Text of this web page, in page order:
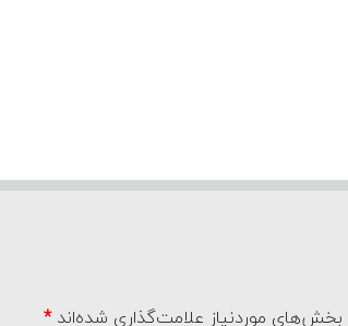
بخش‌های موردنیاز علامت‌گذاری شده‌اند*